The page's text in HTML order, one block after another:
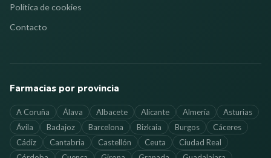
Política de cookies
Contacto
Farmacias por provincia
A Coruña Álava Albacete Alicante Almería
Asturias
Ávila
Badajoz Barcelona Bizkaia Burgos
Cáceres
Cádiz
Cantabria Castellón Ceuta
Ciudad Real